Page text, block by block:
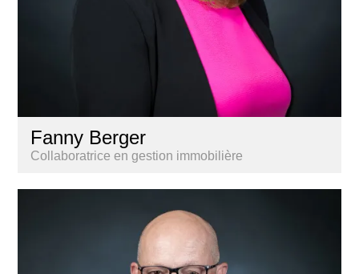
Fanny Berger
Collaboratrice en gestion immobilière